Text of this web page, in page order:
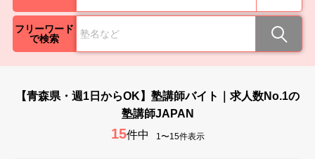
フリーワード
で検索
【青森県・週1日からOK】塾講師バイト｜求人数No.1の
塾講師JAPAN
15件中 1〜15件表示